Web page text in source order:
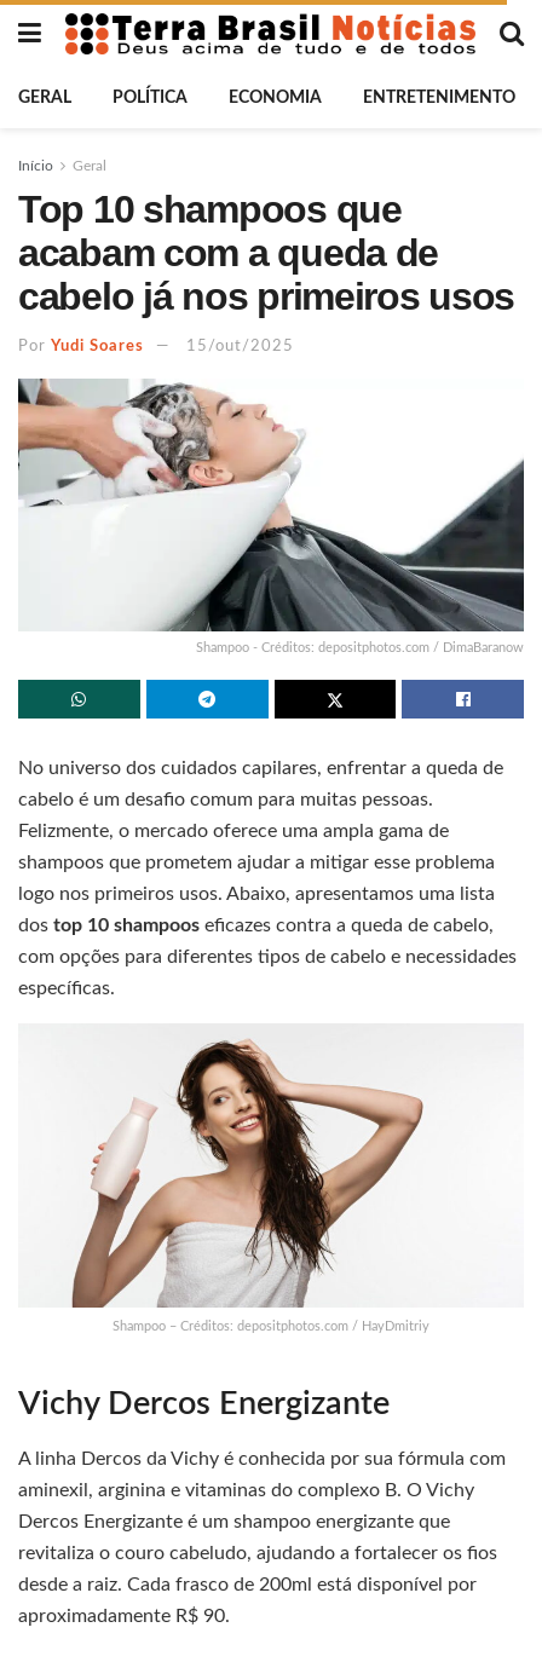
GERAL POLÍTICA ECONOMIA ENTRETENIMENTO
Início Geral
Top 10 shampoos que
acabam com a queda de
cabelo já nos primeiros usos
Por Yudi Soares 15/out/2025
Shampoo - Créditos: depositphotos.com / DimaBaranow
No universo dos cuidados capilares, enfrentar a queda de
cabelo é um desafio comum para muitas pessoas.
Felizmente, o mercado oferece uma ampla gama de
shampoos que prometem ajudar a mitigar esse problema
logo nos primeiros usos. Abaixo, apresentamos uma lista
dos top 10 shampoos eficazes contra a queda de cabelo,
com opções para diferentes tipos de cabelo e necessidades
específicas.
Shampoo – Créditos: depositphotos.com / HayDmitriy
Vichy Dercos Energizante
A linha Dercos da Vichy é conhecida por sua fórmula com
aminexil, arginina e vitaminas do complexo B. O Vichy
Dercos Energizante é um shampoo energizante que
revitaliza o couro cabeludo, ajudando a fortalecer os fios
desde a raiz. Cada frasco de 200ml está disponível por
aproximadamente R$ 90.